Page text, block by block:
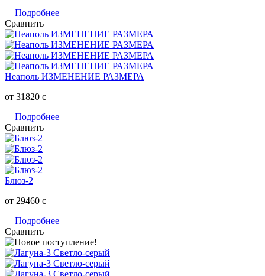
Подробнее
Сравнить
Неаполь ИЗМЕНЕНИЕ РАЗМЕРА
от 31820 c
Подробнее
Сравнить
Блюз-2
от 29460 c
Подробнее
Сравнить